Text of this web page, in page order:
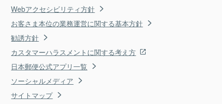
Webアクセシビリティ方針
お客さま本位の業務運営に関する基本方針
勧誘方針
カスタマーハラスメントに関する考え方
日本郵便公式アプリ一覧
ソーシャルメディア
サイトマップ